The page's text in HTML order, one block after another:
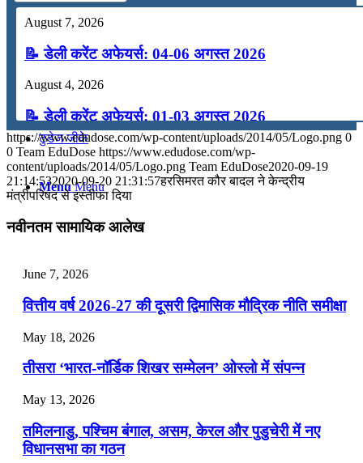
मॉक टेस्ट
टुडेज जीके
Menu Menu
August 7, 2026
📝 डेली करेंट अफेयर्स: 04-06 अगस्त 2026
August 4, 2026
📝 डेली करेंट अफेयर्स: 01-03 अगस्त 2026
July 31, 2026
📝 डेली करेंट अफेयर्स: 28-31 जुलाई 2026
July 25, 2026
📝 डेली करेंट अफेयर्स: 22-24 जुलाई 2026
July 22, 2026
📝 डेली करेंट अफेयर्स: 19-21 जुलाई 2026
July 19, 2026
📝 डेली करेंट अफेयर्स: 16-18 जुलाई 2026
https://www.edudose.com/wp-content/uploads/2014/05/Logo.png 0
0 Team EduDose https://www.edudose.com/wp-
content/uploads/2014/05/Logo.png Team EduDose2020-09-19
21:14:532020-09-20 21:31:57हरसिमरत कौर बादल ने केन्द्रीय
मंत्रीपरिषद से इस्तीफा दिया
नवीनतम सामायिक आलेख
June 7, 2026
वित्तीय वर्ष 2026-27 की दूसरी द्विमासिक मौद्रिक नीति समीक्षा
May 18, 2026
तीसरा ‘भारत-नॉर्डिक शिखर सम्मेलन’ ओस्लो में संपन्न
May 13, 2026
तमिलनाडु, पश्चिम बंगाल, असम, केरल और पुडुचेरी में नए
विधानसभा का गठन